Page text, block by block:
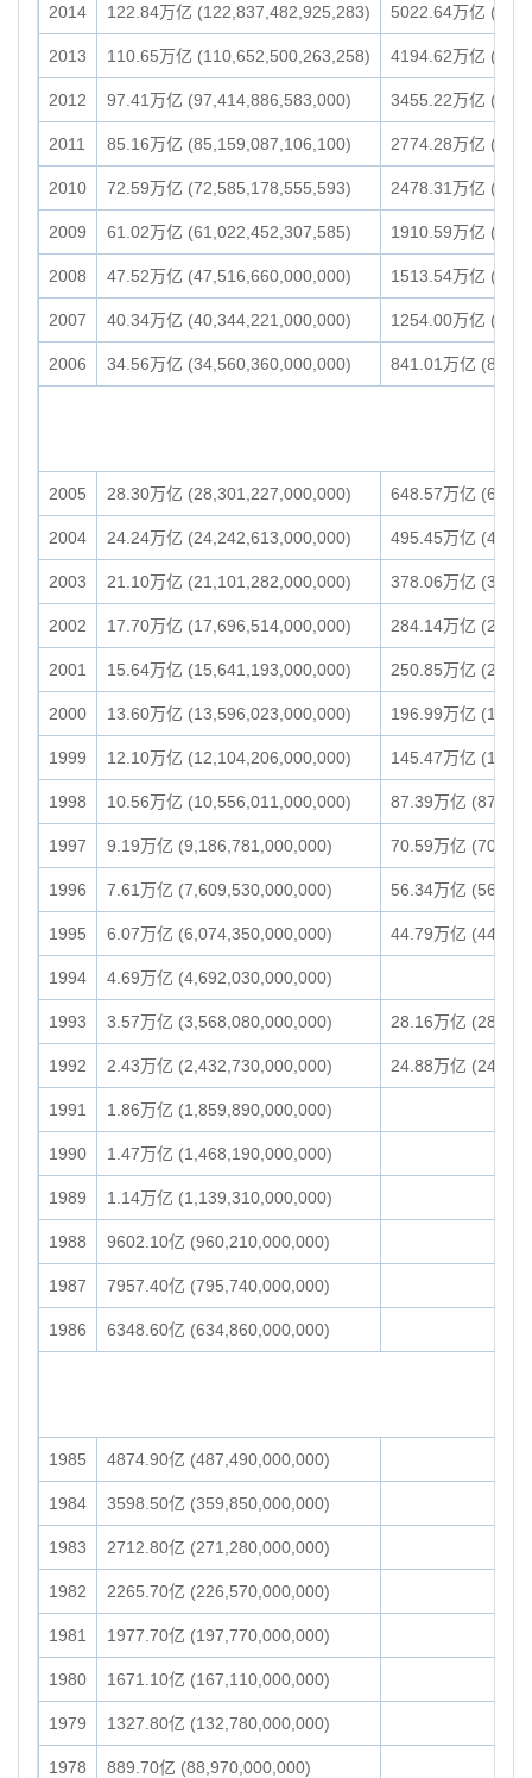
2014 122.84万亿 (122,837,482,925,283) 5022.64万亿
2013 110.65万亿 (110,652,500,263,258) 4194.62万亿
2012 97.41万亿 (97,414,886,583,000) 3455.22万亿
2011 85.16万亿 (85,159,087,106,100) 2774.28万亿
2010 72.59万亿 (72,585,178,555,593) 2478.31万亿
2009 61.02万亿 (61,022,452,307,585) 1910.59万亿
2008 47.52万亿 (47,516,660,000,000) 1513.54万亿
2007 40.34万亿 (40,344,221,000,000) 1254.00万亿
2006 34.56万亿 (34,560,360,000,000) 841.01万亿
2005 28.30万亿 (28,301,227,000,000) 648.57万亿
2004 24.24万亿 (24,242,613,000,000) 495.45万亿
2003 21.10万亿 (21,101,282,000,000) 378.06万亿
2002 17.70万亿 (17,696,514,000,000) 284.14万亿
2001 15.64万亿 (15,641,193,000,000) 250.85万亿
2000 13.60万亿 (13,596,023,000,000) 196.99万亿
1999 12.10万亿 (12,104,206,000,000) 145.47万亿
1998 10.56万亿 (10,556,011,000,000) 87.39万亿
1997 9.19万亿 (9,186,781,000,000) 70.59万亿
1996 7.61万亿 (7,609,530,000,000) 56.34万亿
1995 6.07万亿 (6,074,350,000,000) 44.79万亿
1994 4.69万亿 (4,692,030,000,000)
1993 3.57万亿 (3,568,080,000,000) 28.16万亿
1992 2.43万亿 (2,432,730,000,000) 24.88万亿
1991 1.86万亿 (1,859,890,000,000)
1990 1.47万亿 (1,468,190,000,000)
1989 1.14万亿 (1,139,310,000,000)
1988 9602.10亿 (960,210,000,000)
1987 7957.40亿 (795,740,000,000)
1986 6348.60亿 (634,860,000,000)
1985 4874.90亿 (487,490,000,000)
1984 3598.50亿 (359,850,000,000)
1983 2712.80亿 (271,280,000,000)
1982 2265.70亿 (226,570,000,000)
1981 1977.70亿 (197,770,000,000)
1980 1671.10亿 (167,110,000,000)
1979 1327.80亿 (132,780,000,000)
1978 889.70亿 (88,970,000,000)